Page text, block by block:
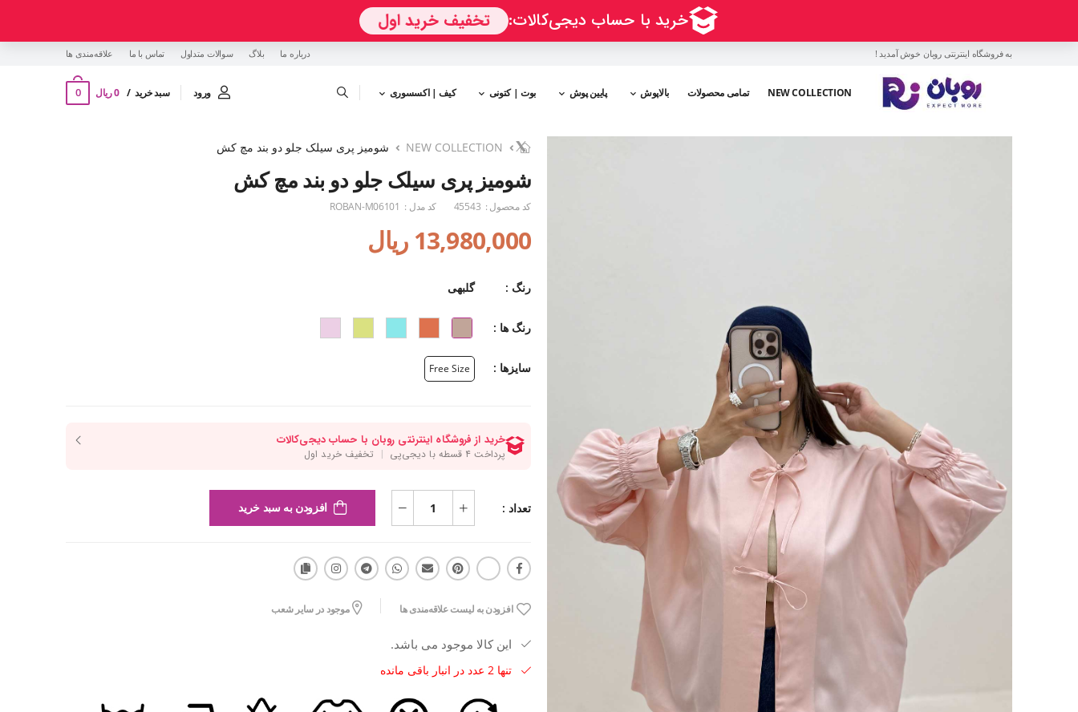
به فروشگاه اینترنتی روبان خوش آمدید ! درباره ما بلاگ سوالات متداول تماس با ما ‌علاقه‌مندی ها
NEW COLLECTION تمامی محصولات بالاپوش پایین پوش بوت | کتونی کیف | اکسسوری ورود سبد خرید 0 ریال 0
NEW COLLECTION شومیز پری سیلک جلو دو بند مچ کش
شومیز پری سیلک جلو دو بند مچ کش
کد محصول : 45543 کد مدل : ROBAN-M06101
13,980,000 ریال
رنگ : گلبهی
رنگ ها :
سایزها : Free Size
تعداد : افزودن به سبد خرید
افزودن به لیست علاقه‌مندی ها موجود در سایر شعب
این کالا موجود می باشد.
تنها 2 عدد در انبار باقی مانده